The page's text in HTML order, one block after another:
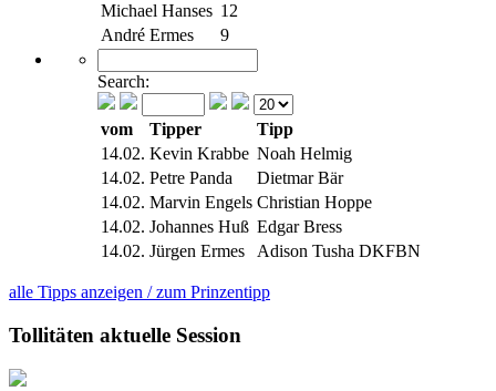
Michael Hanses 12
André Ermes
9
Search:
vom Tipper
Tipp
14.02. Kevin Krabbe Noah Helmig
14.02. Petre Panda
Dietmar Bär
14.02. Marvin Engels Christian Hoppe
14.02. Johannes Huß Edgar Bress
14.02. Jürgen Ermes Adison Tusha DKFBN
alle Tipps anzeigen / zum Prinzentipp
Tollitäten aktuelle Session